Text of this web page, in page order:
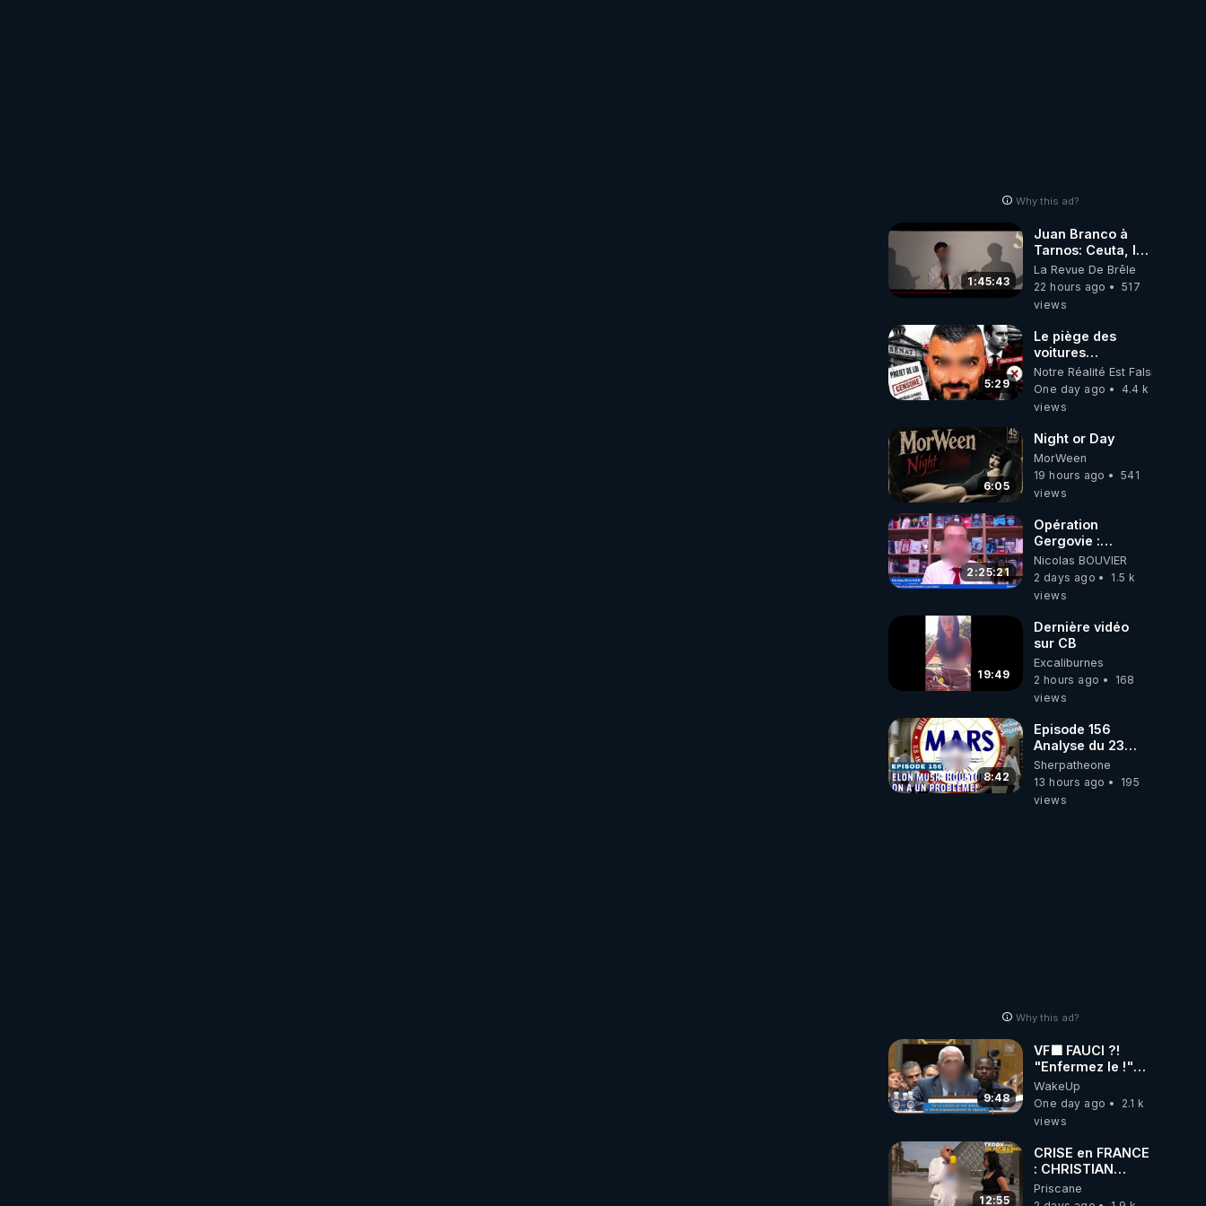
Why this ad?
1:45:43
Juan Branco à
Tarnos: Ceuta, le
narcotrafic et le
pouvoir en France
La Revue De Brêle
22 hours ago
517
views
5:29
Le piège des
voitures
électriques se
referme sur les
usagers !
Notre Réalité Est Falsifiée Et
One day ago
4.4 k
views
6:05
Night or Day
MorWeen
19 hours ago
541
views
2:25:21
Opération
Gergovie :
‪@38resistancegauloise‬
‪@MarionSigautOfficiel‬
‪@gladysriifard5710‬
Nicolas BOUVIER
2 days ago
1.5 k
views
19:49
Dernière vidéo
sur CB
Excaliburnes
2 hours ago
168
views
8:42
Episode 156
Analyse du 23
février 2025 Elon
Musk : Houston ,
on a un problème
Sherpatheone
13 hours ago
195
views
Why this ad?
9:48
VF🟩 FAUCI ?!
"Enfermez le !"
(Lock him up!) -
Quartz Traduction
WakeUp
One day ago
2.1 k
views
12:55
CRISE en FRANCE
: CHRISTIAN
COTTEN FAIT une
étrange
Priscane